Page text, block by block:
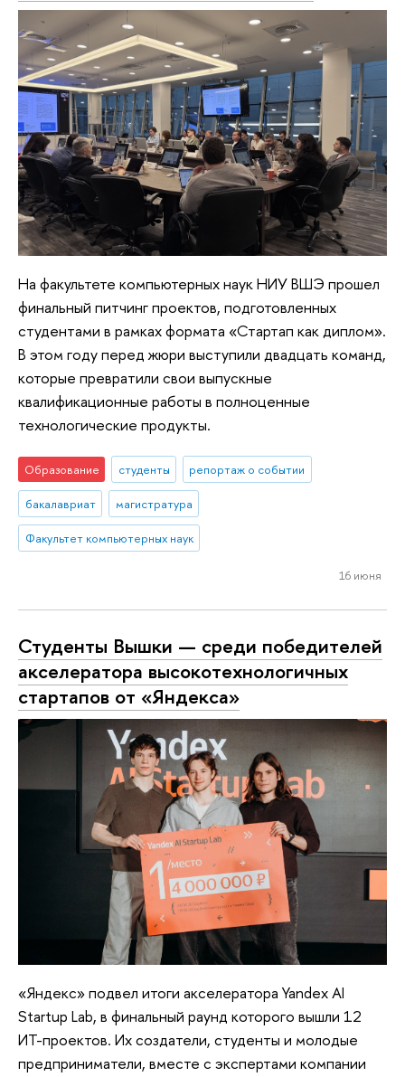
На факультете компьютерных наук НИУ ВШЭ прошел
финальный питчинг проектов, подготовленных
студентами в рамках формата «Стартап как диплом».
В этом году перед жюри выступили двадцать команд,
которые превратили свои выпускные
квалификационные работы в полноценные
технологические продукты.
Образование студенты репортаж о событии
бакалавриат магистратура
Факультет компьютерных наук
16 июня
Студенты Вышки — среди победителей
акселератора высокотехнологичных
стартапов от «Яндекса»
«Яндекс» подвел итоги акселератора Yandex AI
Startup Lab, в финальный раунд которого вышли 12
ИТ-проектов. Их создатели, студенты и молодые
предприниматели, вместе с экспертами компании